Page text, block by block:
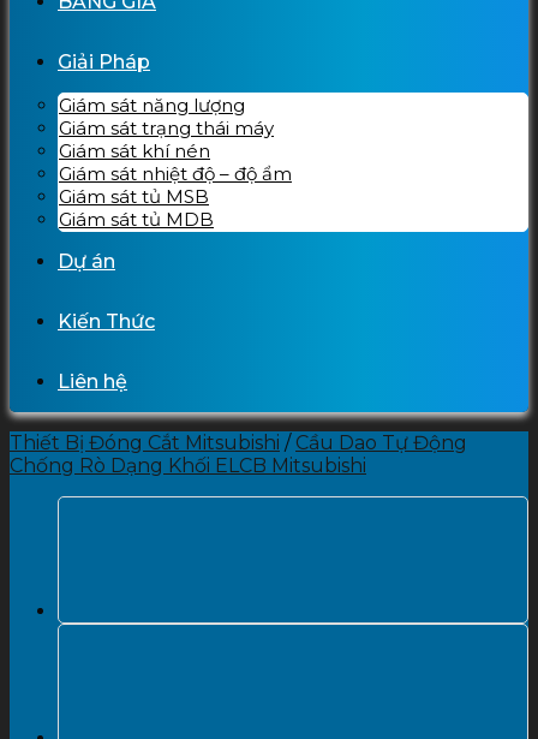
Giải Pháp
Giám sát năng lượng
Giám sát trạng thái máy
Giám sát khí nén
Giám sát nhiệt độ – độ ẩm
Giám sát tủ MSB
Giám sát tủ MDB
Dự án
Kiến Thức
Liên hệ
Thiết Bị Đóng Cắt Mitsubishi / Cầu Dao Tự Động
Chống Rò Dạng Khối ELCB Mitsubishi